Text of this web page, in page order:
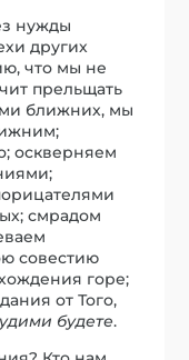
нужды
других
что мы не
прельщать
ближних, мы
оскверняем
смрадом
совестию
горе;
от Того,
будете.